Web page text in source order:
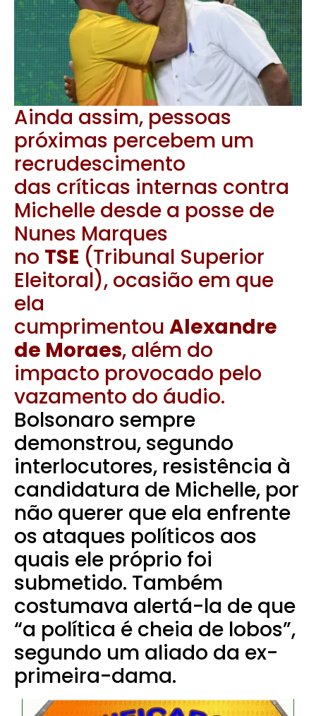
Ainda assim, pessoas
próximas percebem um
recrudescimento
das críticas internas contra
Michelle desde a posse de
Nunes Marques
no TSE (Tribunal Superior
Eleitoral), ocasião em que
ela
cumprimentou Alexandre
de Moraes, além do
impacto provocado pelo
vazamento do áudio.
Bolsonaro sempre
demonstrou, segundo
interlocutores, resistência à
candidatura de Michelle, por
não querer que ela enfrente
os ataques políticos aos
quais ele próprio foi
submetido. Também
costumava alertá-la de que
“a política é cheia de lobos”,
segundo um aliado da ex-
primeira-dama.